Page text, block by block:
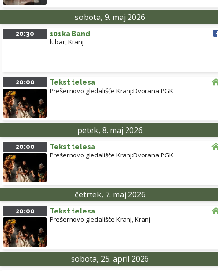
sobota, 9. maj 2026
20:30 101ka Band
lubar,Kranj
20:00 Tekst telesa
Prešernovo gledališče Kranj:Dvorana PGK
petek, 8. maj 2026
20:00 Tekst telesa
Prešernovo gledališče Kranj:Dvorana PGK
četrtek, 7. maj 2026
20:00 Tekst telesa
Prešernovo gledališče Kranj,Kranj
sobota, 25. april 2026